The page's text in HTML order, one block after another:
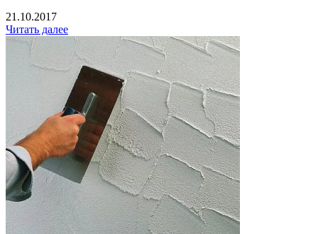
21.10.2017
Читать далее